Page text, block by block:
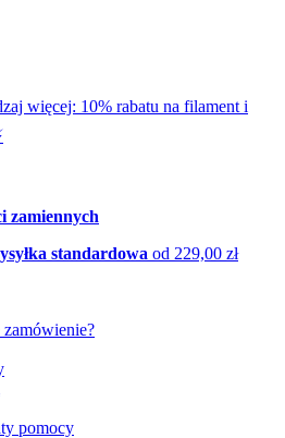
więcej: 10% rabatu na filament i
zamiennych
standardowa od 229,00 zł
pomocy